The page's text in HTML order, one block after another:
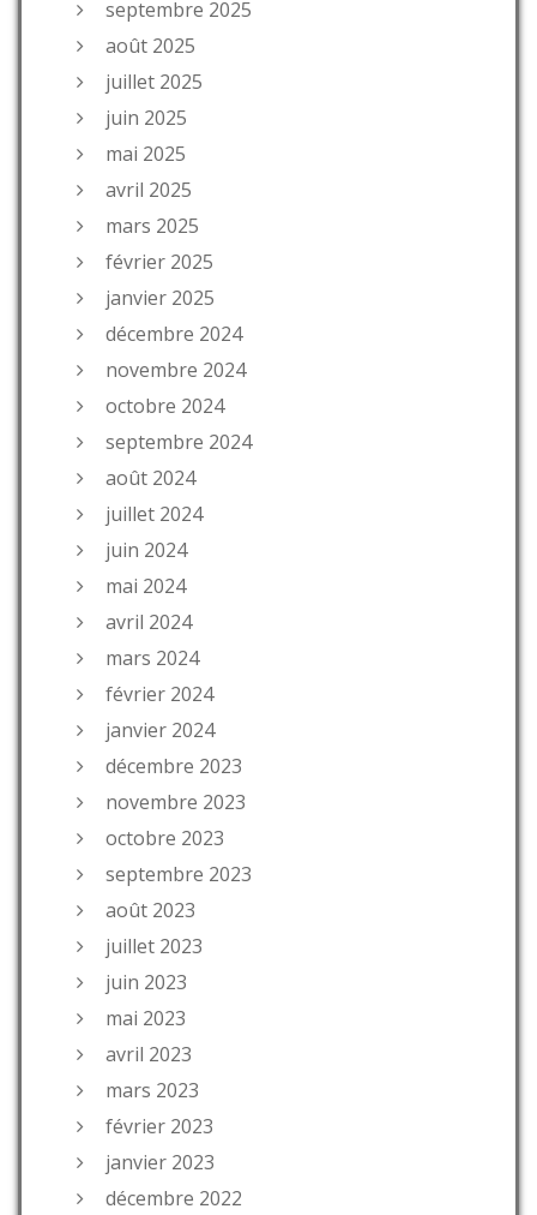
septembre 2025
août 2025
juillet 2025
juin 2025
mai 2025
avril 2025
mars 2025
février 2025
janvier 2025
décembre 2024
novembre 2024
octobre 2024
septembre 2024
août 2024
juillet 2024
juin 2024
mai 2024
avril 2024
mars 2024
février 2024
janvier 2024
décembre 2023
novembre 2023
octobre 2023
septembre 2023
août 2023
juillet 2023
juin 2023
mai 2023
avril 2023
mars 2023
février 2023
janvier 2023
décembre 2022